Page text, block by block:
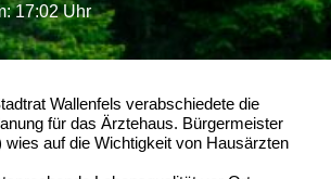
17:02 Uhr
Wallenfels verabschiedete die
für das Ärztehaus. Bürgermeister
auf die Wichtigkeit von Hausärzten